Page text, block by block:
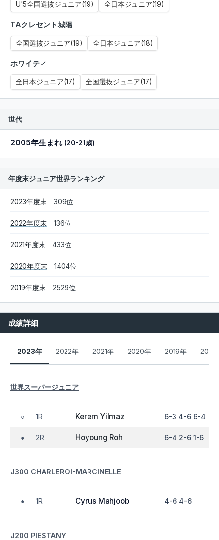
U15全国選抜ジュニア(19) 全日本ジュニア(19)
TAクレセント城陽
全国選抜ジュニア(19) 全日本ジュニア(18)
ホワイティ
全日本ジュニア(17) 全国選抜ジュニア(17)
世代
2005年生まれ (20-21歳)
年度末ジュニア世界ランキング
2023年度末 309位
2022年度末 136位
2021年度末 433位
2020年度末 1404位
2019年度末 2529位
成績詳細
2023年 2022年 2021年 2020年 2019年 2018
世界スーパージュニア
○ 1R Kerem Yilmaz 6-3 4-6 6-4
● 2R Hoyoung Roh 6-4 2-6 1-6
J300 CHARLEROI-MARCINELLE
● 1R Cyrus Mahjoob 4-6 4-6
J200 PIESTANY